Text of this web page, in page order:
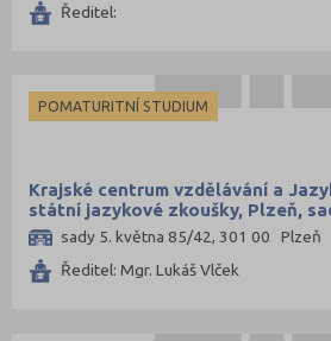
Ředitel:
POMATURITNÍ STUDIUM
Krajské centrum vzdělávání a
státní jazykové zkoušky, Plzeň,
sady 5. května 85/42, 301 00 Plzeň
Ředitel: Mgr. Lukáš Vlček